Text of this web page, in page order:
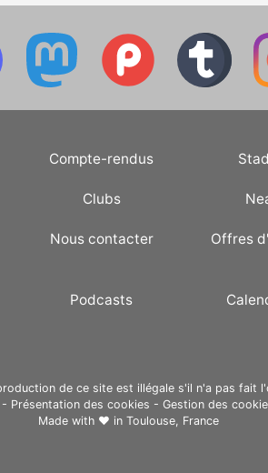
Compte-rendus
Clubs
Nous contacter Offres
Podcasts
de ce site est illégale s'il n'a pas fait
- Présentation des cookies - Gestion des
Made with ❤ in Toulouse, France